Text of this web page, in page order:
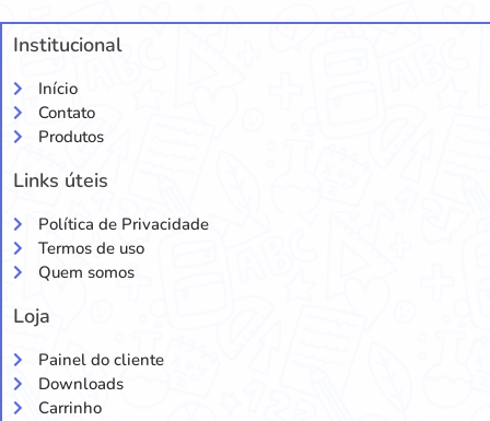
Institucional
Início
Contato
Produtos
Links úteis
Política de Privacidade
Termos de uso
Quem somos
Loja
Painel do cliente
Downloads
Carrinho